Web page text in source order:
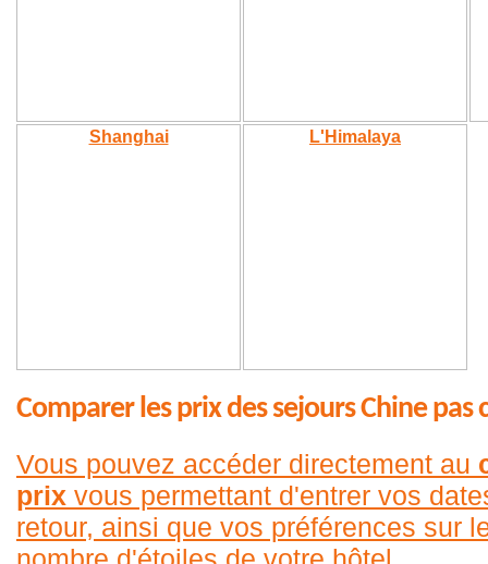
Shanghai L'Himalaya
Comparer les prix des sejours Chine pas
Vous pouvez accéder directement au
prix vous permettant d'entrer vos
retour, ainsi que vos préférences sur